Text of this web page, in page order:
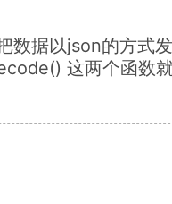
据以json的方式发
这两个函数